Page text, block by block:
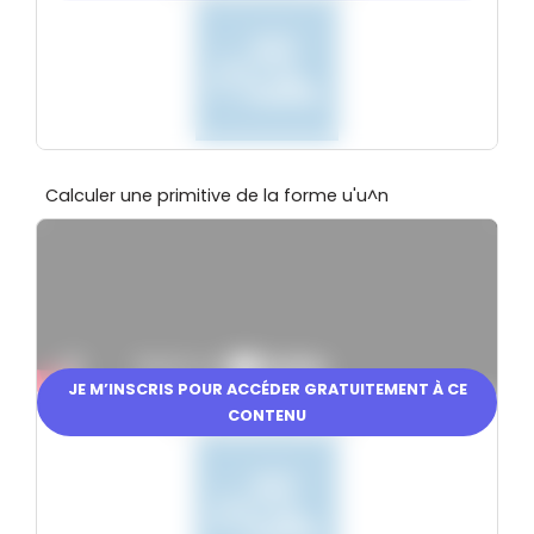
Calculer une primitive de la forme u'u^n
JE M’INSCRIS POUR ACCÉDER GRATUITEMENT À CE
CONTENU
En partenariat avec